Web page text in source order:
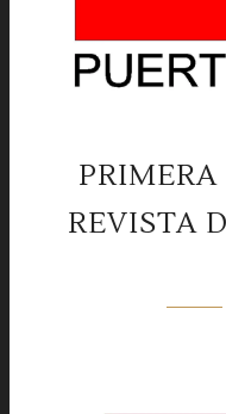
REVISTA